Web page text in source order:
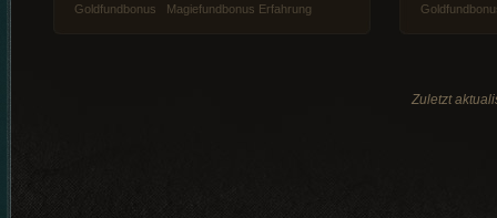
Goldfundbonus Magiefundbonus Erfahrung
Zuletzt